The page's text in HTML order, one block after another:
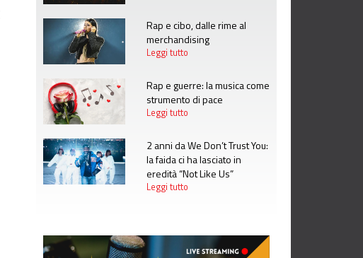
Rap e cibo, dalle rime al
merchandising
Leggi tutto
Rap e guerre: la musica come
strumento di pace
Leggi tutto
2 anni da We Don’t Trust You:
la faida ci ha lasciato in
eredità “Not Like Us”
Leggi tutto